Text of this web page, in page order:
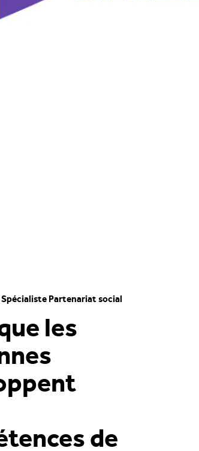
les
de
Partenariat social